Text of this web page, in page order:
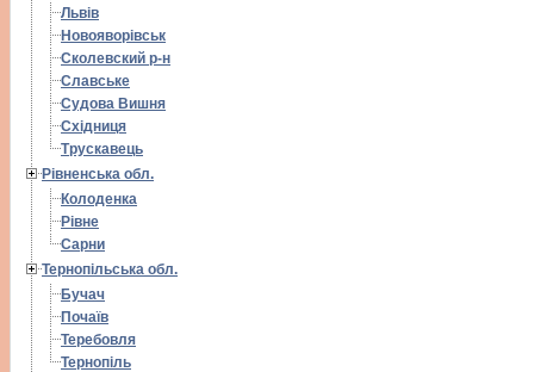
Львів
Новояворівськ
Сколевский р-н
Славське
Судова Вишня
Східниця
Трускавець
Рівненська обл.
Колоденка
Рівне
Сарни
Тернопільська обл.
Бучач
Почаїв
Теребовля
Тернопіль